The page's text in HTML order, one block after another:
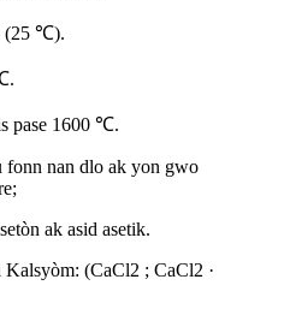
(25 ℃).
pase 1600 ℃.
fonn nan dlo ak yon gwo
ak asid asetik.
(CaCl2 ; CaCl2 ·